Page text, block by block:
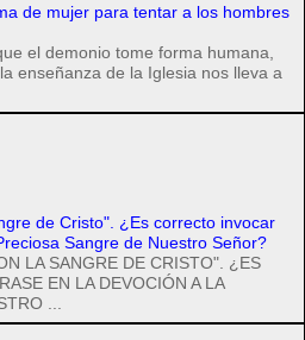
de mujer para tentar a los hombres
el demonio tome forma humana,
enseñanza de la Iglesia nos lleva a
de Cristo". ¿Es correcto invocar
Sangre de Nuestro Señor?
LA SANGRE DE CRISTO". ¿ES
EN LA DEVOCIÓN A LA
...